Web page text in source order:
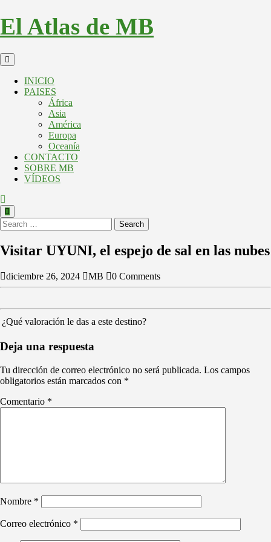
El Atlas de MB
INICIO
PAISES
África
Asia
América
Europa
Oceanía
CONTACTO
SOBRE MB
VÍDEOS
Search
Visitar UYUNI, el espejo de sal en las nubes
diciembre 26, 2024 MB 0 Comments
¿Qué valoración le das a este destino?
Deja una respuesta
Tu dirección de correo electrónico no será publicada. Los campos
obligatorios están marcados con *
Comentario *
Nombre *
Correo electrónico *